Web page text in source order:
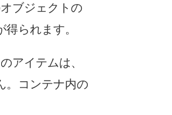
ブジェクトの
られます。
アイテムは、
。コンテナ内の